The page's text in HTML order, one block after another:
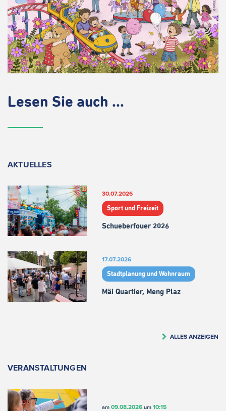
Lesen Sie auch ...
AKTUELLES
30.07.2026
Sport und Freizeit
Schueberfouer 2026
17.07.2026
Stadtplanung und Wohnraum
Mäi Quartier, Meng Plaz
ALLES ANZEIGEN
VERANSTALTUNGEN
am 09.08.2026um 10:15